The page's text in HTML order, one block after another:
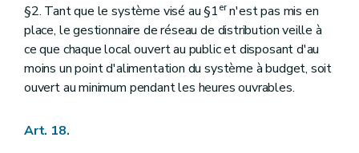
§2. Tant que le système visé au §1ern'est pas mis en
place, le gestionnaire de réseau de distribution veille à
ce que chaque local ouvert au public et disposant d'au
moins un point d'alimentation du système à budget, soit
ouvert au minimum pendant les heures ouvrables.
Art. 18.